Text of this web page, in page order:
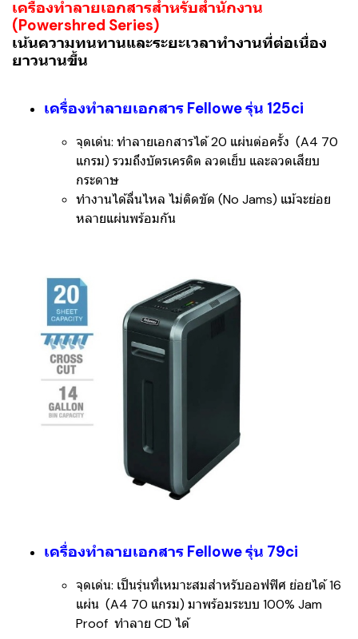
เครื่องทำลายเอกสารสำหรับสำนักงาน
(Powershred Series)
เน้นความทนทานและระยะเวลาทำงานที่ต่อเนื่อง
ยาวนานขึ้น
เครื่องทำลายเอกสาร Fellowe รุ่น 125ci
จุดเด่น: ทำลายเอกสารได้ 20 แผ่นต่อครั้ง (A4 70
แกรม) รวมถึงบัตรเครดิต ลวดเย็บ และลวดเสียบ
กระดาษ
ทำงานได้ลื่นไหล ไม่ติดขัด (No Jams) แม้จะย่อย
หลายแผ่นพร้อมกัน
เครื่องทำลายเอกสาร Fellowe รุ่น 79ci
จุดเด่น: เป็นรุ่นที่เหมาะสมสำหรับออฟฟิศ ย่อยได้ 16
แผ่น (A4 70 แกรม) มาพร้อมระบบ 100% Jam
Proof ทำลาย CD ได้